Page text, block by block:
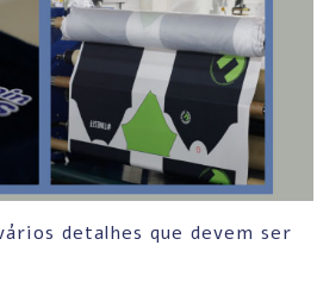
detalhes que devem ser